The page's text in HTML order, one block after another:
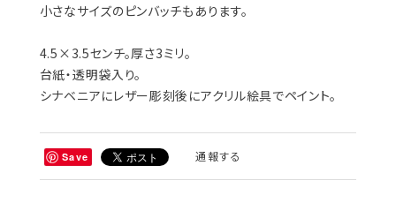
小さなサイズのピンバッチもあります。
4.5×3.5センチ。厚さ3ミリ。
台紙・透明袋入り。
シナベニアにレザー彫刻後にアクリル絵具でペイント。
Save 通報する